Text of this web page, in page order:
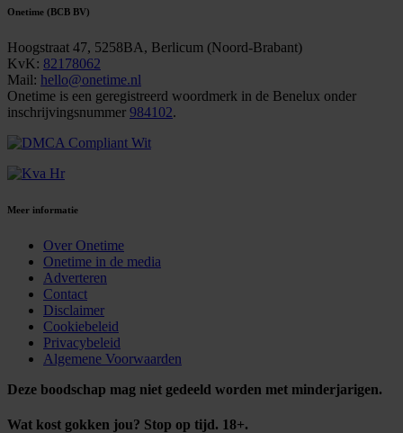
Onetime (BCB BV)
Hoogstraat 47, 5258BA, Berlicum (Noord-Brabant)
KvK: 82178062
Mail: hello@onetime.nl
Onetime is een geregistreerd woordmerk in de Benelux onder
inschrijvingsnummer 984102.
Meer informatie
Over Onetime
Onetime in de media
Adverteren
Contact
Disclaimer
Cookiebeleid
Privacybeleid
Algemene Voorwaarden
Deze boodschap mag niet gedeeld worden met minderjarigen.
Wat kost gokken jou? Stop op tijd. 18+.